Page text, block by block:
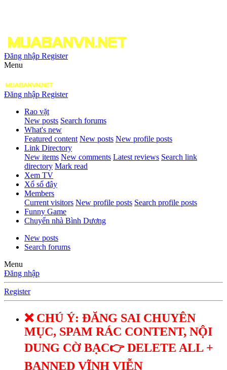
Đăng nhập Register
Menu
Đăng nhập Register
Rao vặt
New posts Search forums
What's new
Featured content New posts New profile posts
Link Directory
New items New comments Latest reviews Search link
directory Mark read
Xem TV
Xổ số đây
Members
Current visitors New profile posts Search profile posts
Funny Game
Chuyển nhà Bình Dương
New posts
Search forums
Menu
Đăng nhập
Register
❌ CHÚ Ý: ĐĂNG SAI CHUYÊN
MỤC, SPAM RÁC CONTENT, NỘI
DUNG CỜ BẠC👉 DELETE ALL +
BANNED VĨNH VIỄN